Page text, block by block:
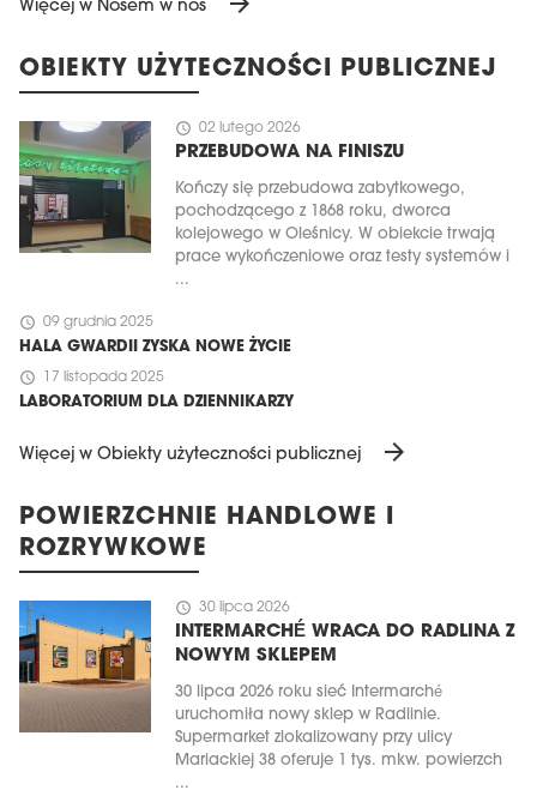
Więcej w Nosem w nos
OBIEKTY UŻYTECZNOŚCI PUBLICZNEJ
schedule 02 lutego 2026
PRZEBUDOWA NA FINISZU
Kończy się przebudowa zabytkowego,
pochodzącego z 1868 roku, dworca
kolejowego w Oleśnicy. W obiekcie trwają
prace wykończeniowe oraz testy systemów i
...
schedule 09 grudnia 2025
HALA GWARDII ZYSKA NOWE ŻYCIE
schedule 17 listopada 2025
LABORATORIUM DLA DZIENNIKARZY
Więcej w Obiekty użyteczności publicznej arrow_forward
POWIERZCHNIE HANDLOWE I
ROZRYWKOWE
schedule 30 lipca 2026
INTERMARCHÉ WRACA DO RADLINA Z
NOWYM SKLEPEM
30 lipca 2026 roku sieć Intermarché
uruchomiła nowy sklep w Radlinie.
Supermarket zlokalizowany przy ulicy
Mariackiej 38 oferuje 1 tys. mkw. powierzch
...